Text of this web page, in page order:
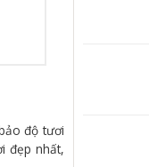
độ tươi
đẹp nhất,